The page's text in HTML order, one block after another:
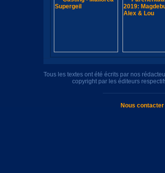
Tous les textes ont été écrits par nos
copyright par les éditeurs
Nous contacter|